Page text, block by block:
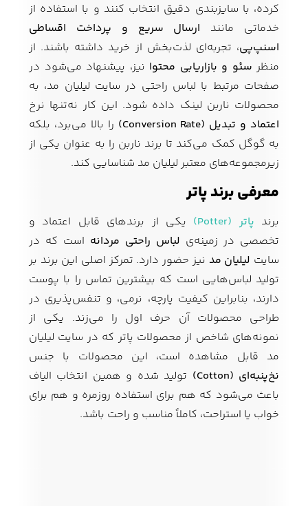
کرده، با سایزبندی دقیق انتخاب کنند و با استفاده از
خدماتی مانند ارسال سریع و پرداخت اقساطی
اسنپ‌پی، تجربه‌ای لذت‌بخش از خرید داشته باشند. از
منظر سئو و بازاریابی محتوا نیز، پیشنهاد می‌شود در
صفحات مرتبط با لباس راحتی در سایت لیلیان مد، به
محصولات ناربن لینک داده شود. این کار نه‌تنها نرخ
اعتماد و تبدیل (Conversion Rate)
را بالا می‌برد، بلکه
به گوگل کمک می‌کند تا برند ناربن را به عنوان یکی از
زیرمجموعه‌های معتبر لیلیان مد شناسایی کند.
معرفی برند پاتر
برند پاتر (Potter)
یکی از برندهای قابل اعتماد و
تخصصی در زمینه‌ی لباس راحتی مردانه است که در
سایت لیلیان مد نیز حضور دارد. تمرکز اصلی این برند بر
تولید لباس‌هایی است که بیشترین تماس را با پوست
دارند، بنابراین کیفیت پارچه، نرمی، و تنفس‌پذیری در
طراحی محصولات آن حرف اول را می‌زند. یکی از
نمونه‌های شاخص از محصولات پاتر که در سایت لیلیان
مد قابل مشاهده است، این محصولات با جنس
نخ‌پنبه‌ای (Cotton)
تولید شده و همین انتخاب الیاف
باعث می‌شود که هم برای استفاده روزمره و هم برای
خواب یا استراحت، کاملاً مناسب و راحت باشد.